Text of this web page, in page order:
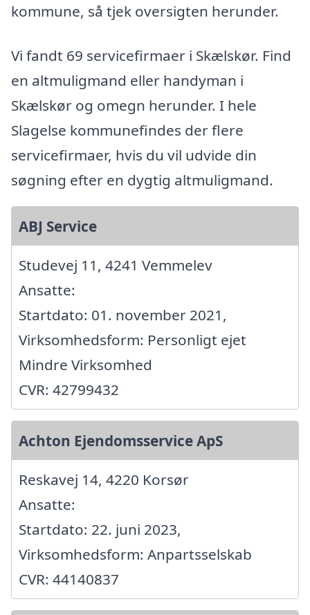
kommune, så tjek oversigten herunder.
Vi fandt 69 servicefirmaer i Skælskør. Find
en altmuligmand eller handyman i
Skælskør og omegn herunder. I hele
Slagelse kommunefindes der flere
servicefirmaer, hvis du vil udvide din
søgning efter en dygtig altmuligmand.
ABJ Service
Studevej 11, 4241 Vemmelev
Ansatte:
Startdato: 01. november 2021,
Virksomhedsform: Personligt ejet
Mindre Virksomhed
CVR: 42799432
Achton Ejendomsservice ApS
Reskavej 14, 4220 Korsør
Ansatte:
Startdato: 22. juni 2023,
Virksomhedsform: Anpartsselskab
CVR: 44140837